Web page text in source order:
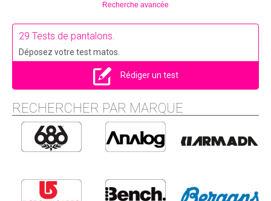
Recherche avancée
29 Tests de pantalons.
Déposez votre test matos.
Rédiger un test
RECHERCHER PAR MARQUE